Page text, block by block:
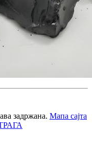
задржана. Мапа сајта